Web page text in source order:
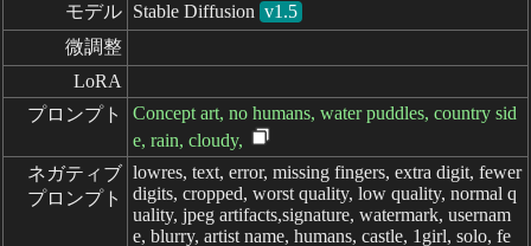
モデル Stable Diffusion v1.5
微調整
LoRA
プロンプト
Concept art, no humans, water puddles, country sid
e, rain, cloudy,
ネガティブ
プロンプト
lowres, text, error, missing fingers, extra digit, fewer
digits, cropped, worst quality, low quality, normal q
uality, jpeg artifacts,signature, watermark, usernam
e, blurry, artist name, humans, castle, 1girl, solo, fe